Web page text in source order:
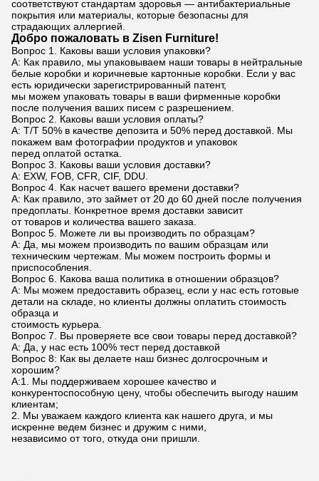
соответствуют стандартам здоровья — антибактериальные
покрытия или материалы, которые безопасны для
страдающих аллергией.
Добро пожаловать в Zisen Furniture!
Вопрос 1. Каковы ваши условия упаковки?
A: Как правило, мы упаковываем наши товары в нейтральные
белые коробки и коричневые картонные коробки. Если у вас
есть юридически зарегистрированный патент,
мы можем упаковать товары в ваши фирменные коробки
после получения ваших писем с разрешением.
Вопрос 2. Каковы ваши условия оплаты?
A: T/T 50% в качестве депозита и 50% перед доставкой. Мы
покажем вам фотографии продуктов и упаковок
перед оплатой остатка.
Вопрос 3. Каковы ваши условия доставки?
A: EXW, FOB, CFR, CIF, DDU.
Вопрос 4. Как насчет вашего времени доставки?
A: Как правило, это займет от 20 до 60 дней после получения
предоплаты. Конкретное время доставки зависит
от товаров и количества вашего заказа.
Вопрос 5. Можете ли вы производить по образцам?
A: Да, мы можем производить по вашим образцам или
техническим чертежам. Мы можем построить формы и
приспособления.
Вопрос 6. Какова ваша политика в отношении образцов?
A: Мы можем предоставить образец, если у нас есть готовые
детали на складе, но клиенты должны оплатить стоимость
образца и
стоимость курьера.
Вопрос 7. Вы проверяете все свои товары перед доставкой?
A: Да, у нас есть 100% тест перед доставкой
Вопрос 8: Как вы делаете наш бизнес долгосрочным и
хорошим?
A:1. Мы поддерживаем хорошее качество и
конкурентоспособную цену, чтобы обеспечить выгоду нашим
клиентам;
2. Мы уважаем каждого клиента как нашего друга, и мы
искренне ведем бизнес и дружим с ними,
независимо от того, откуда они пришли.